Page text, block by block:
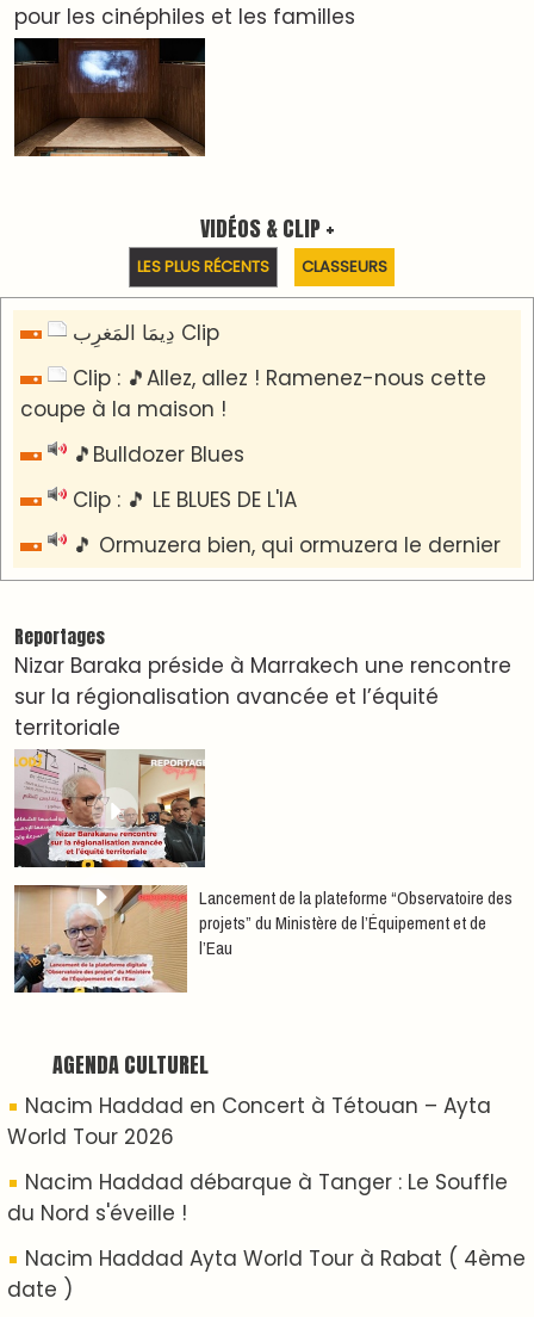
🎵 Ormuzera bien, qui ormuzera le dernier
Reportages
Nizar Baraka préside à Marrakech une rencontre
sur la régionalisation avancée et l’équité
projets” du Ministère de l’Équipement et de
l’Eau
AGENDA CULTUREL
Nacim Haddad en Concert à Tétouan – Ayta
Nacim Haddad débarque à Tanger : Le Souffle
du Nord s'éveille !
Nacim Haddad Ayta World Tour à Rabat ( 4ème
date )
Hatim Ammor En Concert Exclusif à Tanger : Un
show Live Exceptionnel Cet été !
YASSAR présente son nouveau spectacle
"LAMHAYAB" à Rabat